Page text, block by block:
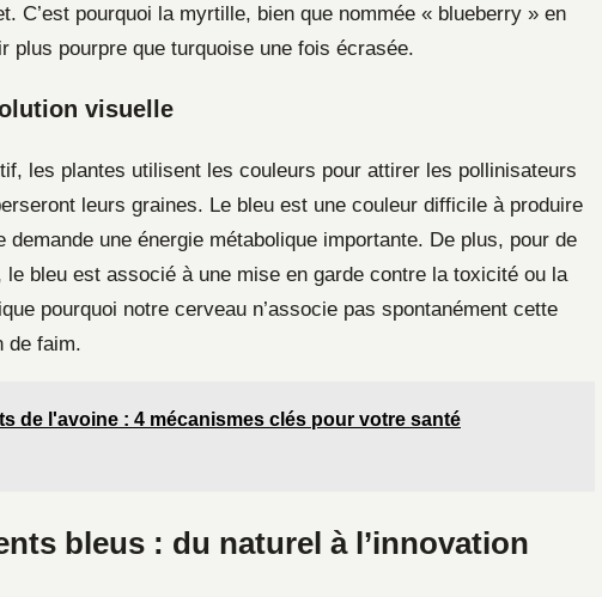
C’est pourquoi la myrtille, bien que nommée « blueberry » en
plus pourpre que turquoise une fois écrasée.
visuelle
les plantes utilisent les couleurs pour attirer les pollinisateurs
leurs graines. Le bleu est une couleur difficile à produire
demande une énergie métabolique importante. De plus, pour de
le bleu est associé à une mise en garde contre la toxicité ou la
pourquoi notre cerveau n’associe pas spontanément cette
de faim.
de l'avoine : 4 mécanismes clés pour votre santé
bleus : du naturel à l’innovation